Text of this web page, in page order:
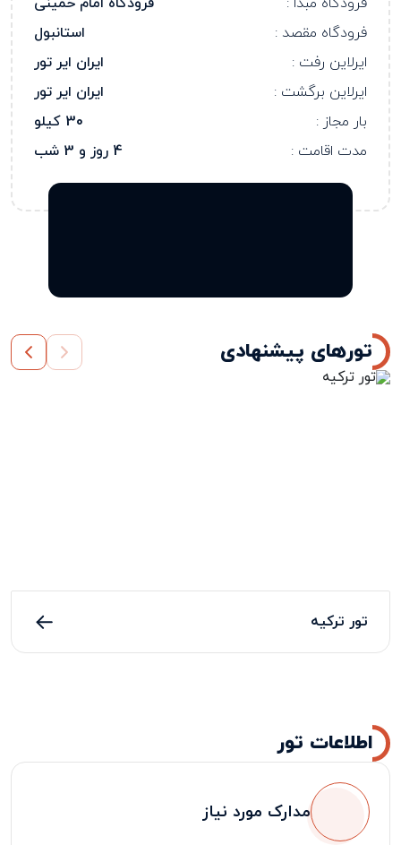
فرودگاه مقصد :
استانبول
ایرلاین رفت :
ایران ایر تور
ایرلاین برگشت :
ایران ایر تور
بار مجاز :
30 کیلو
مدت اقامت :
4 روز و 3 شب
تورهای پیشنهادی
تور ترکیه
اطلاعات تور
مدارک مورد نیاز